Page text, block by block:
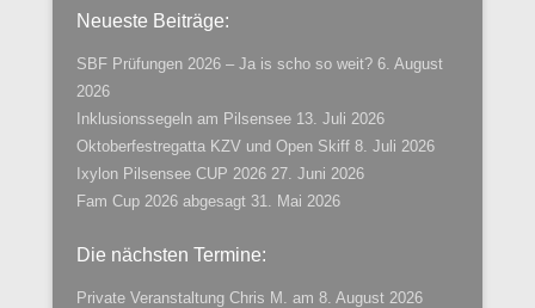
Neueste Beiträge:
SBF Prüfungen 2026 – Ja is scho so weit? 6. August
2026
Inklusionssegeln am Pilsensee 13. Juli 2026
Oktoberfestregatta KZV und Open Skiff 8. Juli 2026
Ixylon Pilsensee CUP 2026 27. Juni 2026
Fam Cup 2026 abgesagt 31. Mai 2026
Die nächsten Termine:
Private Veranstaltung Chris M. am 8. August 2026